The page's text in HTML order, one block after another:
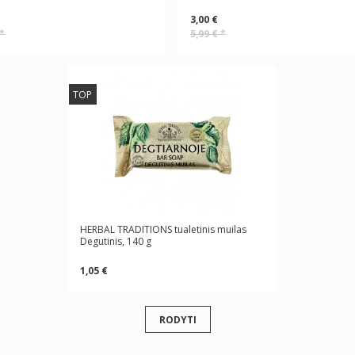
*
3,00 €
5,99 €*
TOP
HERBAL TRADITIONS tualetinis muilas
Degutinis, 140 g
1,05 €
RODYTI